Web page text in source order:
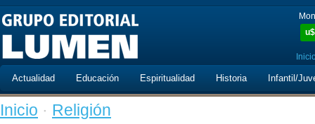
u$
Actualidad Educación Espiritualidad Historia Infantil/
Inicio · Religión